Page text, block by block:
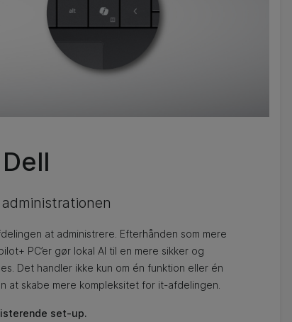
at administrere. Efterhånden som mere
PC’er gør lokal AI til en mere sikker og
Det handler ikke kun om én funktion eller én
at skabe mere kompleksitet for it-afdelingen.
set-up.